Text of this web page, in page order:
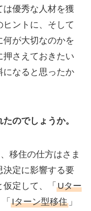
優秀な人材を獲
ントに、そして
が大切なのかを
さえておきたい
になると思ったか
のでしょうか。
移住の仕方はさま
決定に影響する要
定して、「 Uター
Iターン型移住」